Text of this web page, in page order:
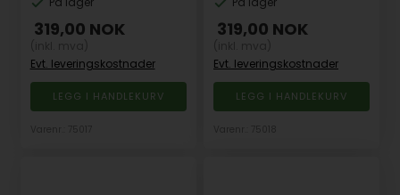
319,00 NOK
Evt. leveringskostnader
319,00 NOK
Evt. leveringskostnader